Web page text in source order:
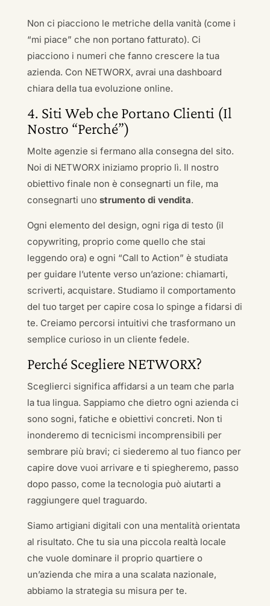
Non ci piacciono le metriche della vanità (come i
“mi piace” che non portano fatturato). Ci
piacciono i numeri che fanno crescere la tua
azienda. Con NETWORX, avrai una dashboard
chiara della tua evoluzione online.
4. Siti Web che Portano Clienti (Il
Nostro “Perché”)
Molte agenzie si fermano alla consegna del sito.
Noi di NETWORX iniziamo proprio lì. Il nostro
obiettivo finale non è consegnarti un file, ma
consegnarti uno strumento di vendita.
Ogni elemento del design, ogni riga di testo (il
copywriting, proprio come quello che stai
leggendo ora) e ogni “Call to Action” è studiata
per guidare l’utente verso un’azione: chiamarti,
scriverti, acquistare. Studiamo il comportamento
del tuo target per capire cosa lo spinge a fidarsi di
te. Creiamo percorsi intuitivi che trasformano un
semplice curioso in un cliente fedele.
Perché Scegliere NETWORX?
Sceglierci significa affidarsi a un team che parla
la tua lingua. Sappiamo che dietro ogni azienda ci
sono sogni, fatiche e obiettivi concreti. Non ti
inonderemo di tecnicismi incomprensibili per
sembrare più bravi; ci siederemo al tuo fianco per
capire dove vuoi arrivare e ti spiegheremo, passo
dopo passo, come la tecnologia può aiutarti a
raggiungere quel traguardo.
Siamo artigiani digitali con una mentalità orientata
al risultato. Che tu sia una piccola realtà locale
che vuole dominare il proprio quartiere o
un’azienda che mira a una scalata nazionale,
abbiamo la strategia su misura per te.